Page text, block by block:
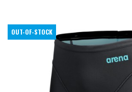
OUT-OF-STOCK